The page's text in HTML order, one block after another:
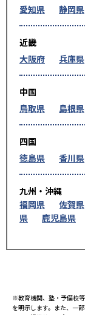
愛知県
静岡県
近畿
大阪府
兵庫県
中国
鳥取県
島根県
四国
徳島県
香川県
九州・沖縄
福岡県
佐賀県
県
鹿児島県
※教育機関、塾・予備校
を明示します。また、一